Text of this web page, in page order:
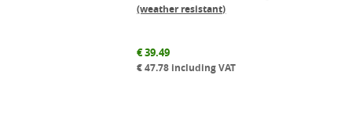
(weather resistant)
€39.49
€47.78 including VAT